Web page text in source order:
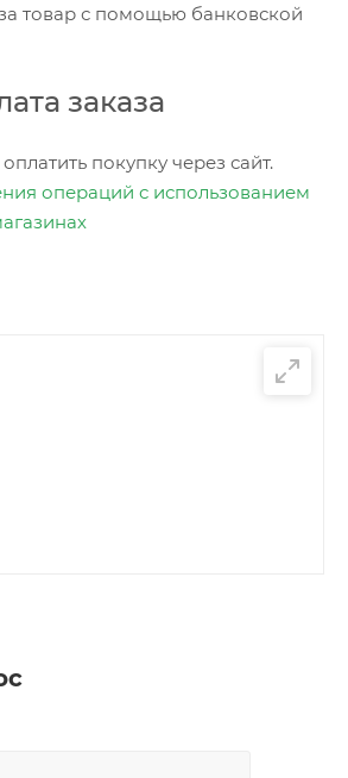
товар с помощью банковской
заказа
покупку через сайт.
операций с использованием